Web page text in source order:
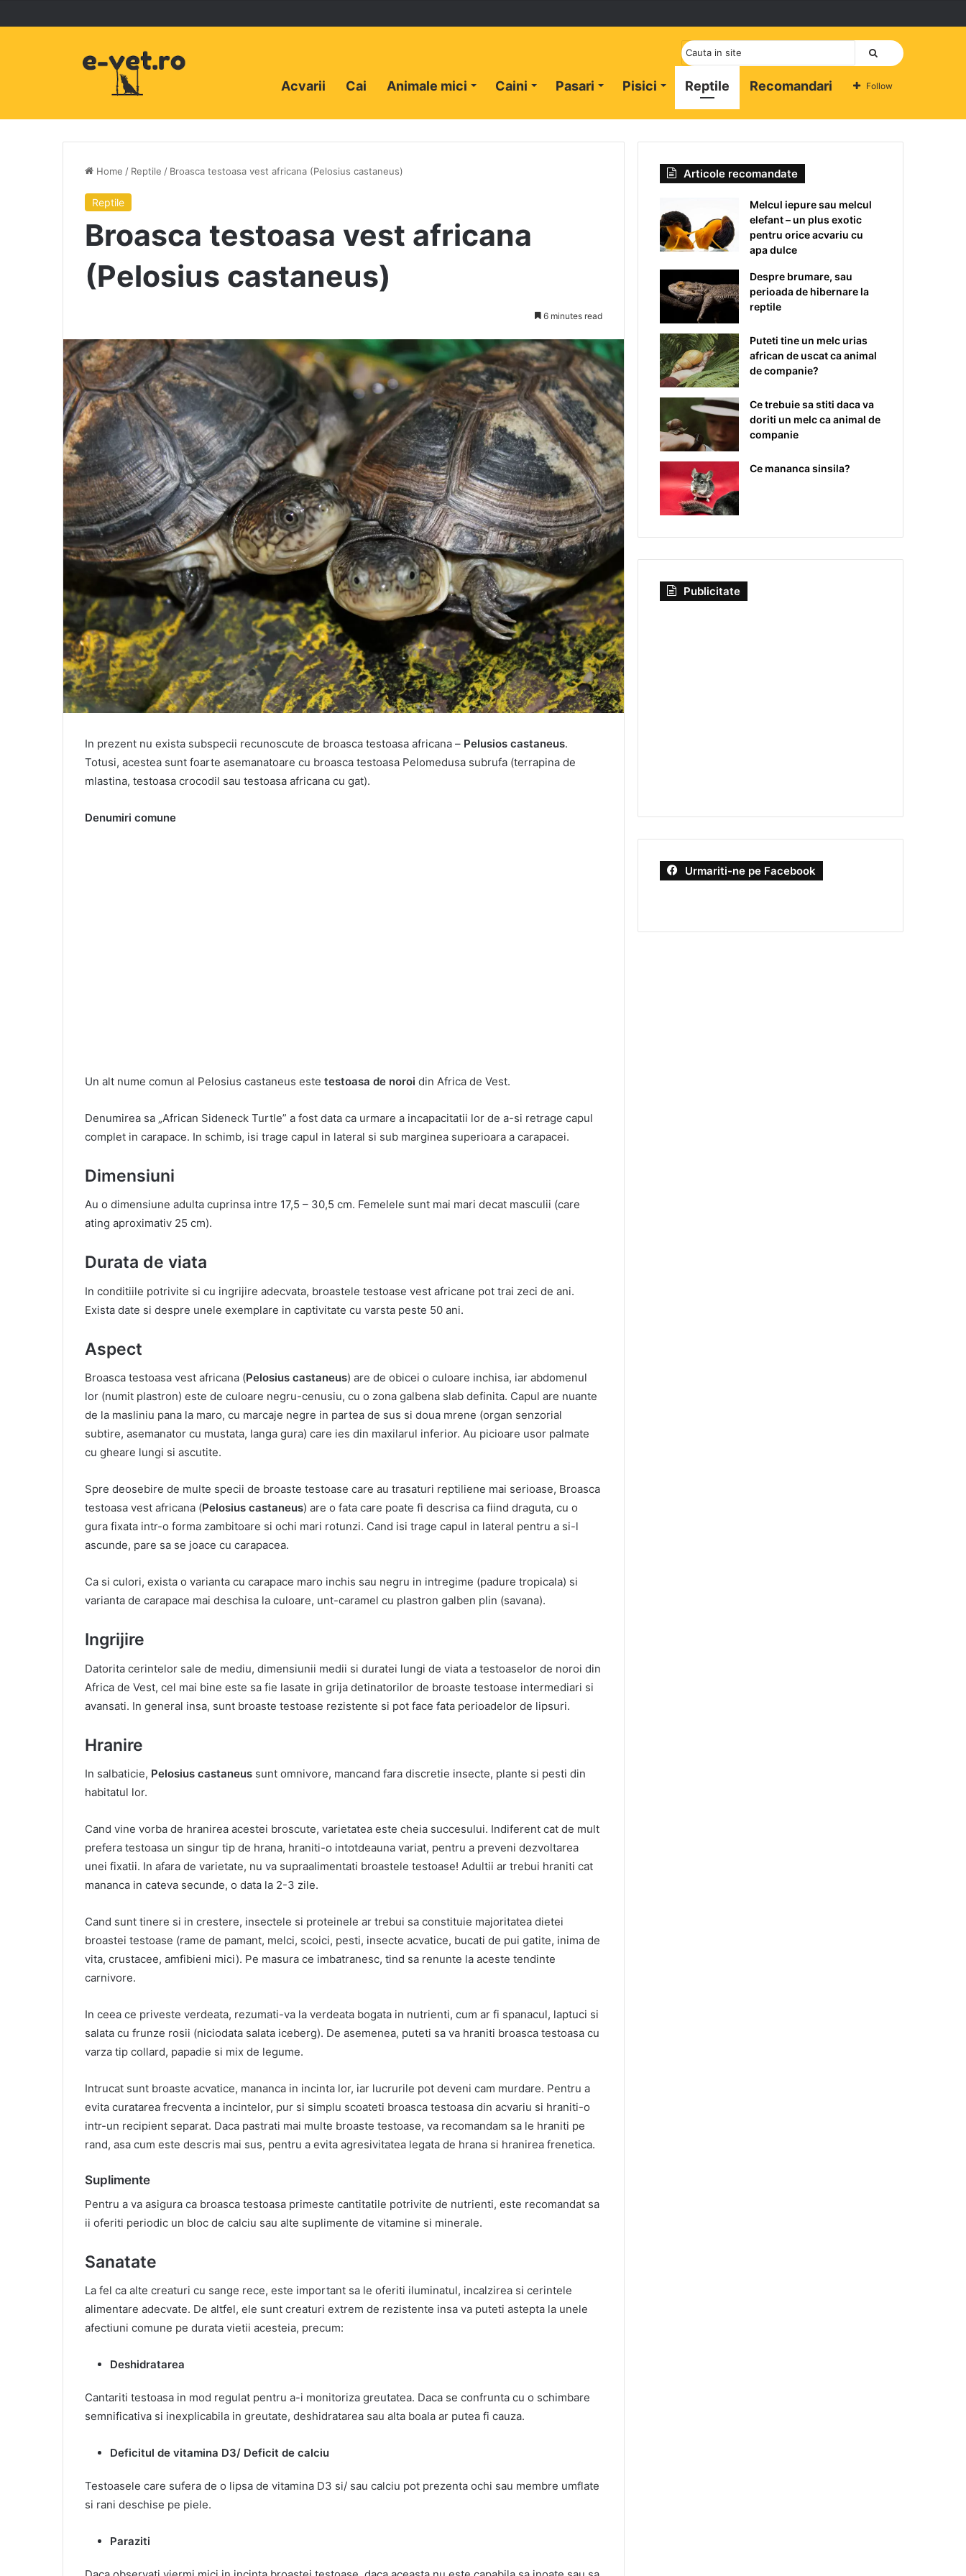
Cauta
Acvarii Cai Animale mici Caini Pasari Pisici Reptile Recomandari Follow
Home / Reptile / Broasca testoasa vest africana (Pelosius castaneus)
Reptile
Broasca testoasa vest africana
(Pelosius castaneus)
6 minutes read
In prezent nu exista subspecii recunoscute de broasca testoasa africana – Pelusios castaneus.
Totusi, acestea sunt foarte asemanatoare cu broasca testoasa Pelomedusa subrufa (terrapina de
mlastina, testoasa crocodil sau testoasa africana cu gat).
Denumiri comune
Un alt nume comun al Pelosius castaneus este testoasa de noroi din Africa de Vest.
Denumirea sa „African Sideneck Turtle” a fost data ca urmare a incapacitatii lor de a-si retrage capul
complet in carapace. In schimb, isi trage capul in lateral si sub marginea superioara a carapacei.
Dimensiuni
Au o dimensiune adulta cuprinsa intre 17,5 – 30,5 cm. Femelele sunt mai mari decat masculii (care
ating aproximativ 25 cm).
Durata de viata
In conditiile potrivite si cu ingrijire adecvata, broastele testoase vest africane pot trai zeci de ani.
Exista date si despre unele exemplare in captivitate cu varsta peste 50 ani.
Aspect
Broasca testoasa vest africana (Pelosius castaneus) are de obicei o culoare inchisa, iar abdomenul
lor (numit plastron) este de culoare negru-cenusiu, cu o zona galbena slab definita. Capul are nuante
de la masliniu pana la maro, cu marcaje negre in partea de sus si doua mrene (organ senzorial
subtire, asemanator cu mustata, langa gura) care ies din maxilarul inferior. Au picioare usor palmate
cu gheare lungi si ascutite.
Spre deosebire de multe specii de broaste testoase care au trasaturi reptiliene mai serioase, Broasca
testoasa vest africana (Pelosius castaneus) are o fata care poate fi descrisa ca fiind draguta, cu o
gura fixata intr-o forma zambitoare si ochi mari rotunzi. Cand isi trage capul in lateral pentru a si-l
ascunde, pare sa se joace cu carapacea.
Ca si culori, exista o varianta cu carapace maro inchis sau negru in intregime (padure tropicala) si
varianta de carapace mai deschisa la culoare, unt-caramel cu plastron galben plin (savana).
Ingrijire
Datorita cerintelor sale de mediu, dimensiunii medii si duratei lungi de viata a testoaselor de noroi din
Africa de Vest, cel mai bine este sa fie lasate in grija detinatorilor de broaste testoase intermediari si
avansati. In general insa, sunt broaste testoase rezistente si pot face fata perioadelor de lipsuri.
Hranire
In salbaticie, Pelosius castaneus sunt omnivore, mancand fara discretie insecte, plante si pesti din
habitatul lor.
Cand vine vorba de hranirea acestei broscute, varietatea este cheia succesului. Indiferent cat de mult
prefera testoasa un singur tip de hrana, hraniti-o intotdeauna variat, pentru a preveni dezvoltarea
unei fixatii. In afara de varietate, nu va supraalimentati broastele testoase! Adultii ar trebui hraniti cat
mananca in cateva secunde, o data la 2-3 zile.
Cand sunt tinere si in crestere, insectele si proteinele ar trebui sa constituie majoritatea dietei
broastei testoase (rame de pamant, melci, scoici, pesti, insecte acvatice, bucati de pui gatite, inima de
vita, crustacee, amfibieni mici). Pe masura ce imbatranesc, tind sa renunte la aceste tendinte
carnivore.
In ceea ce priveste verdeata, rezumati-va la verdeata bogata in nutrienti, cum ar fi spanacul, laptuci si
salata cu frunze rosii (niciodata salata iceberg). De asemenea, puteti sa va hraniti broasca testoasa cu
varza tip collard, papadie si mix de legume.
Intrucat sunt broaste acvatice, mananca in incinta lor, iar lucrurile pot deveni cam murdare. Pentru a
evita curatarea frecventa a incintelor, pur si simplu scoateti broasca testoasa din acvariu si hraniti-o
intr-un recipient separat. Daca pastrati mai multe broaste testoase, va recomandam sa le hraniti pe
rand, asa cum este descris mai sus, pentru a evita agresivitatea legata de hrana si hranirea frenetica.
Suplimente
Pentru a va asigura ca broasca testoasa primeste cantitatile potrivite de nutrienti, este recomandat sa
ii oferiti periodic un bloc de calciu sau alte suplimente de vitamine si minerale.
Sanatate
La fel ca alte creaturi cu sange rece, este important sa le oferiti iluminatul, incalzirea si cerintele
alimentare adecvate. De altfel, ele sunt creaturi extrem de rezistente insa va puteti astepta la unele
afectiuni comune pe durata vietii acesteia, precum:
Deshidratarea
Cantariti testoasa in mod regulat pentru a-i monitoriza greutatea. Daca se confrunta cu o schimbare
semnificativa si inexplicabila in greutate, deshidratarea sau alta boala ar putea fi cauza.
Deficitul de vitamina D3/ Deficit de calciu
Testoasele care sufera de o lipsa de vitamina D3 si/ sau calciu pot prezenta ochi sau membre umflate
si rani deschise pe piele.
Paraziti
Articole recomandate
Melcul iepure sau melcul
elefant – un plus exotic
pentru orice acvariu cu
apa dulce
Despre brumare, sau
perioada de hibernare la
reptile
Puteti tine un melc urias
african de uscat ca animal
de companie?
Ce trebuie sa stiti daca va
doriti un melc ca animal de
companie
Ce mananca sinsila?
Publicitate
Urmariti-ne pe Facebook